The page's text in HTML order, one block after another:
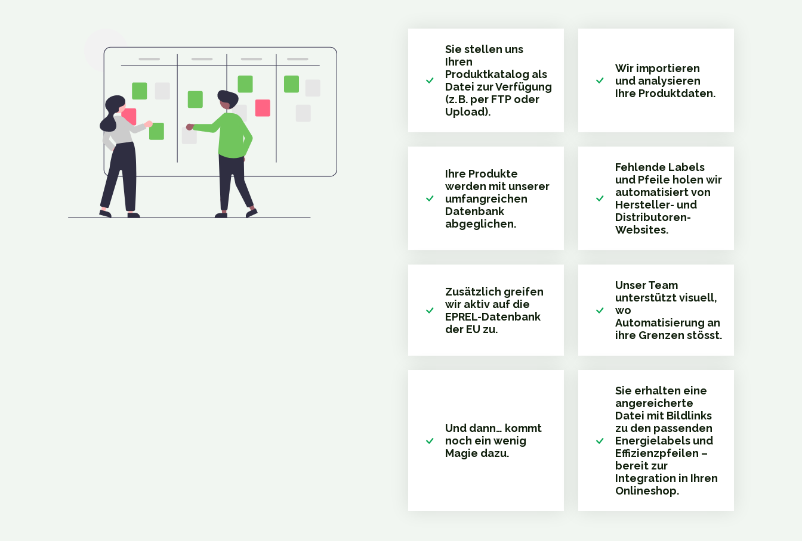
Sie stellen uns
Ihren
Produktkatalog als
Datei zur Verfügung
(z. B. per FTP oder
Upload).
Wir importieren
und analysieren
Ihre Produktdaten.
Ihre Produkte
werden mit unserer
umfangreichen
Datenbank
abgeglichen.
Fehlende Labels
und Pfeile holen wir
automatisiert von
Hersteller- und
Distributoren-
Websites.
Zusätzlich greifen
wir aktiv auf die
EPREL-Datenbank
der EU zu.
Unser Team
unterstützt visuell,
wo
Automatisierung an
ihre Grenzen stösst.
Und dann… kommt
noch ein wenig
Magie dazu.
Sie erhalten eine
angereicherte
Datei mit Bildlinks
zu den passenden
Energielabels und
Effizienzpfeilen –
bereit zur
Integration in Ihren
Onlineshop.